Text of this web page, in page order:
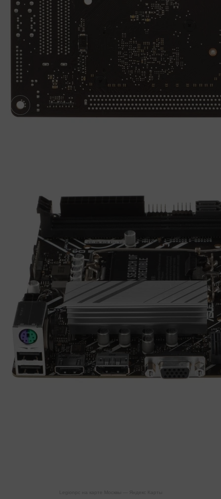
Legionpc на карте Москвы — Яндекс Карты